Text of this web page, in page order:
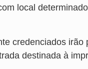
local
credenciados irão
destinada à